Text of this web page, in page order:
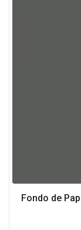
Fondo de